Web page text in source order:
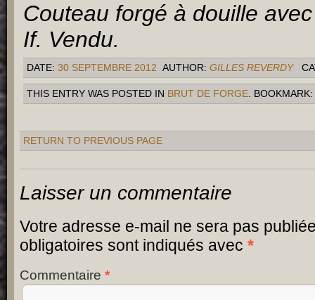
Couteau forgé à douille
If. Vendu.
DATE: 30 SEPTEMBRE 2012 AUTHOR: GILLES REVERDY
THIS ENTRY WAS POSTED IN BRUT DE FORGE. BOOKMARK:
RETURN TO PREVIOUS PAGE
Laisser un commentaire
Votre adresse e-mail ne sera pas
obligatoires sont indiqués avec *
Commentaire *